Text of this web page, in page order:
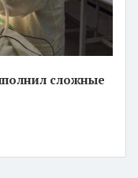
сложные